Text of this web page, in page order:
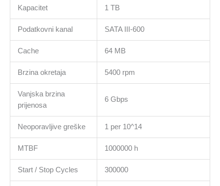
Kapacitet 1 TB
Podatkovni kanal SATA III-600
Cache 64 MB
Brzina okretaja 5400 rpm
Vanjska brzina
prijenosa
6 Gbps
Neoporavljive greške 1 per 10^14
MTBF 1000000 h
Start / Stop Cycles 300000